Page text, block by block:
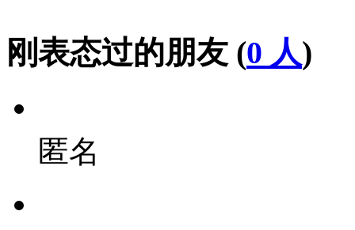
刚表态过的朋友 (0 人)
匿名